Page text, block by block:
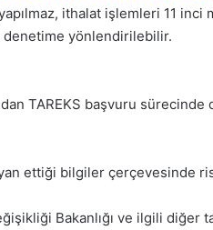
ithalat işlemleri 11 inci
denetime yönlendirilebilir.
TAREKS başvuru sürecinde
ettiği bilgiler çerçevesinde
Bakanlığı ve ilgili diğer